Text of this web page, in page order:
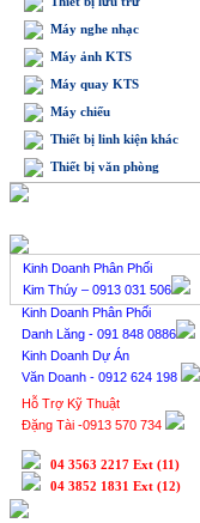
Máy nghe nhạc
Máy ảnh KTS
Máy quay KTS
Máy chiếu
Thiết bị linh kiện khác
Thiết bị văn phòng
Kinh Doanh Phân Phối
Kim Thúy – 0913 031 506
Kinh Doanh Phân Phối
Danh Lăng - 091 848 0886
Kinh Doanh Dự Án
Văn Doanh - 0912 624 198
Hỗ Trợ Kỹ Thuật
Đặng Tài -0913 570 734
04 3563 2217 Ext (11)
04 3852 1831 Ext (12)